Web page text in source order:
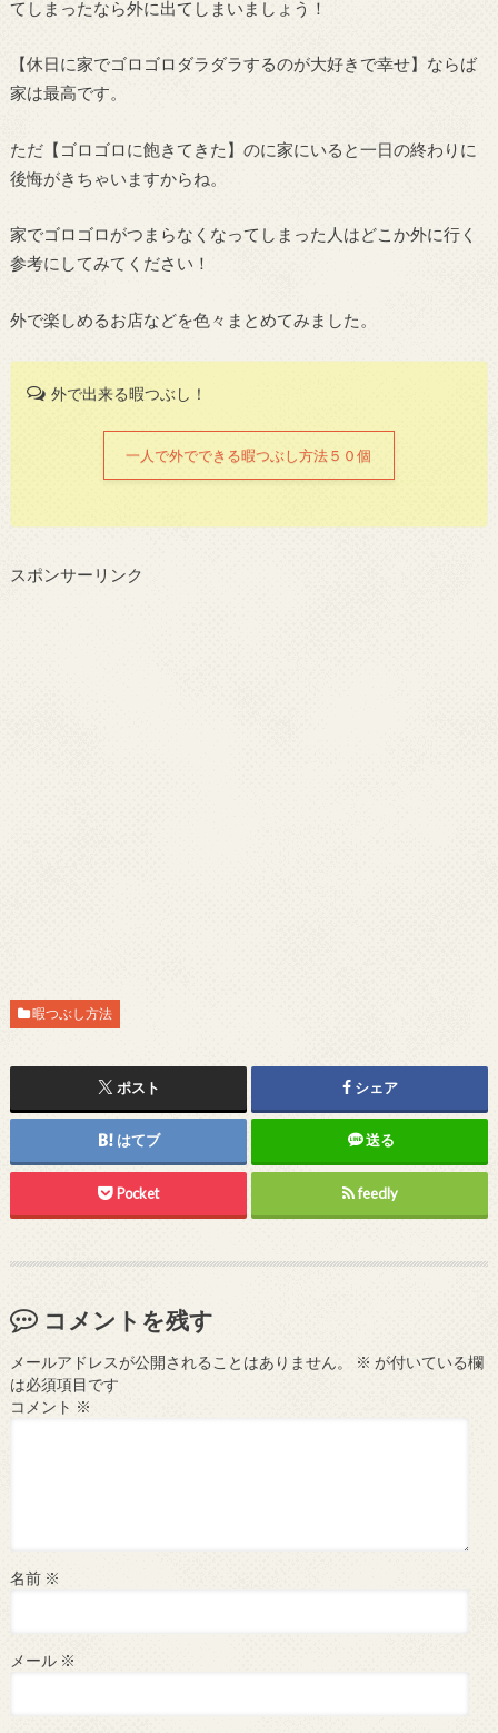
てしまったなら外に出てしまいましょう！
【休日に家でゴロゴロダラダラするのが大好きで幸せ】ならば
家は最高です。
ただ【ゴロゴロに飽きてきた】のに家にいると一日の終わりに
後悔がきちゃいますからね。
家でゴロゴロがつまらなくなってしまった人はどこか外に行く
参考にしてみてください！
外で楽しめるお店などを色々まとめてみました。
外で出来る暇つぶし！
一人で外でできる暇つぶし方法５０個
スポンサーリンク
暇つぶし方法
ポスト シェア
はてブ 送る
Pocket feedly
コメントを残す
メールアドレスが公開されることはありません。 ※ が付いている欄
は必須項目です
コメント ※
名前 ※
メール ※